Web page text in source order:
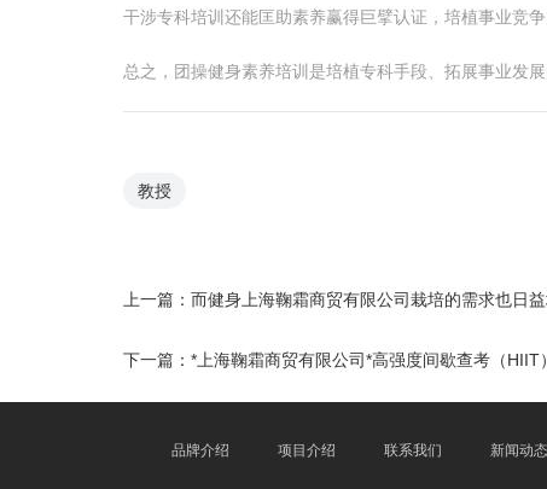
干涉专科培训还能匡助素养赢得巨擘认证，培植事业竞
总之，团操健身素养培训是培植专科手段、拓展事业发
教授
上一篇： 而健身上海鞠霜商贸有限公司栽培的需求也日
下一篇： *上海鞠霜商贸有限公司*高强度间歇查考（HIIT
品牌介绍 项目介绍 联系我们 新闻动态